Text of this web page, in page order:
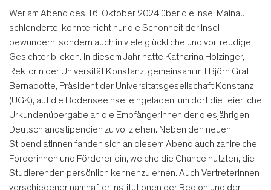
Wer am Abend des 16. Oktober 2024 über die Insel Mainau
schlenderte, konnte nicht nur die Schönheit der Insel
bewundern, sondern auch in viele glückliche und vorfreudige
Gesichter blicken. In diesem Jahr hatte Katharina Holzinger,
Rektorin der Universität Konstanz, gemeinsam mit Björn Graf
Bernadotte, Präsident der Universitätsgesellschaft Konstanz
(UGK), auf die Bodenseeinsel eingeladen, um dort die feierliche
Urkundenübergabe an die EmpfängerInnen der diesjährigen
Deutschlandstipendien zu vollziehen. Neben den neuen
StipendiatInnen fanden sich an diesem Abend auch zahlreiche
Förderinnen und Förderer ein, welche die Chance nutzten, die
Studierenden persönlich kennenzulernen. Auch VertreterInnen
verschiedener namhafter Institutionen der Region und der